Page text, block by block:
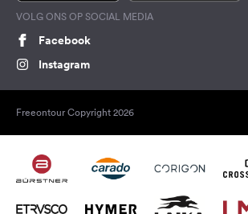
VOLG ONS OP SOCIAL MEDIA
Facebook
Instagram
Freeontour Copyright 2026